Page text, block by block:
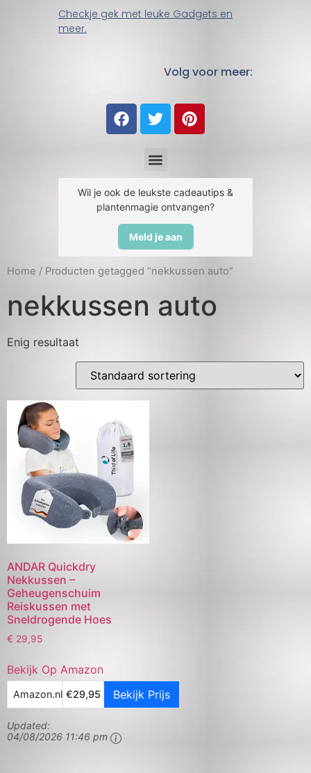
Checkje gek met leuke Gadgets en
meer.
Volg voor meer:
Wil je ook de leukste cadeautips &
plantenmagie ontvangen?
Meld je aan
Home / Producten getagged “nekkussen auto”
nekkussen auto
Enig resultaat
ANDAR Quickdry
Nekkussen –
Geheugenschuim
Reiskussen met
Sneldrogende Hoes
€ 29,95
Bekijk Op Amazon
Amazon.nl €29,95 Bekijk Prijs
Updated:
04/08/2026 11:46 pm